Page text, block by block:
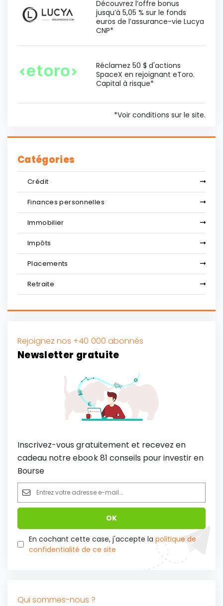
Découvrez l’offre bonus
jusqu’à 5,05 % sur le fonds
euros de l’assurance-vie Lucya
CNP*
Réclamez 50 $ d'actions
SpaceX en rejoignant eToro.
Capital à risque*
*Voir conditions sur le site.
Catégories
Crédit
Finances personnelles
Immobilier
Impôts
Placements
Retraite
Rejoignez nos +40 000 abonnés
Newsletter gratuite
Inscrivez-vous gratuitement et recevez en
cadeau notre ebook 81 conseils pour investir en
Bourse
En cochant cette case, j'accepte la politique de
confidentialité de ce site
Qui sommes-nous ?